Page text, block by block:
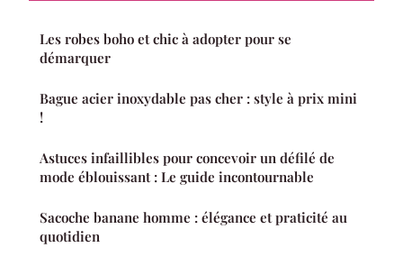
Les robes boho et chic à adopter pour se
démarquer
Bague acier inoxydable pas cher : style à prix mini
!
Astuces infaillibles pour concevoir un défilé de
mode éblouissant : Le guide incontournable
Sacoche banane homme : élégance et praticité au
quotidien